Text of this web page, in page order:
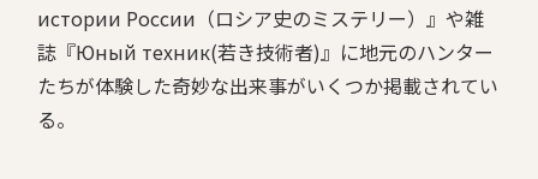
истории России（ロシア史のミステリー）』や雑
誌『Юный техник(若き技術者)』に地元のハンター
たちが体験した奇妙な出来事がいくつか掲載されてい
る。